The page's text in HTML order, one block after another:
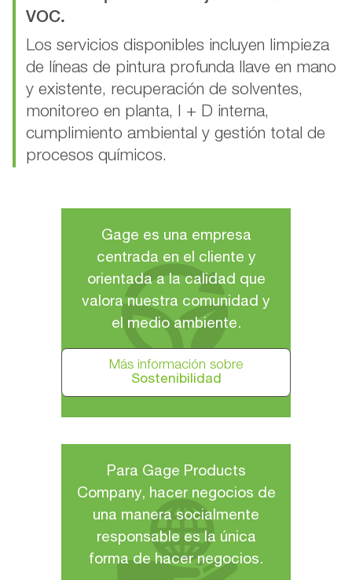
VOC.
Los servicios disponibles incluyen limpieza
de líneas de pintura profunda llave en mano
y existente, recuperación de solventes,
monitoreo en planta, I + D interna,
cumplimiento ambiental y gestión total de
procesos químicos.
SOSTENIBILIDAD
Gage es una empresa
centrada en el cliente y
orientada a la calidad que
valora nuestra comunidad y
el medio ambiente.
Más información sobre
Sostenibilidad
RESPONSABILIDAD CORPORATIVA
Para Gage Products
Company, hacer negocios de
una manera socialmente
responsable es la única
forma de hacer negocios.